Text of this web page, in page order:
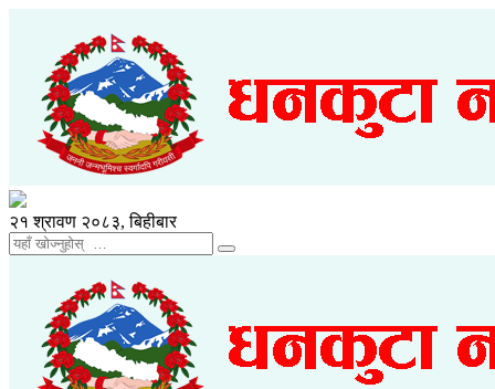
२१ श्रावण २०८३, बिहीबार